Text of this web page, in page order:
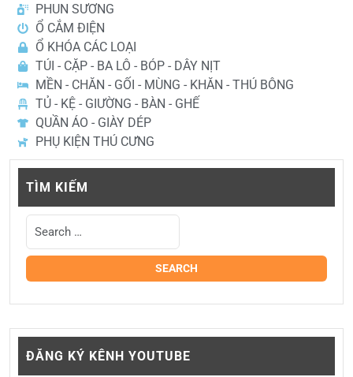
PHUN SƯƠNG
Ổ CẮM ĐIỆN
Ổ KHÓA CÁC LOẠI
TÚI - CẶP - BA LÔ - BÓP - DÂY NỊT
MỀN - CHĂN - GỐI - MÙNG - KHĂN - THÚ BÔNG
TỦ - KỆ - GIƯỜNG - BÀN - GHẾ
QUẦN ÁO - GIÀY DÉP
PHỤ KIỆN THÚ CƯNG
TÌM KIẾM
ĐĂNG KÝ KÊNH YOUTUBE